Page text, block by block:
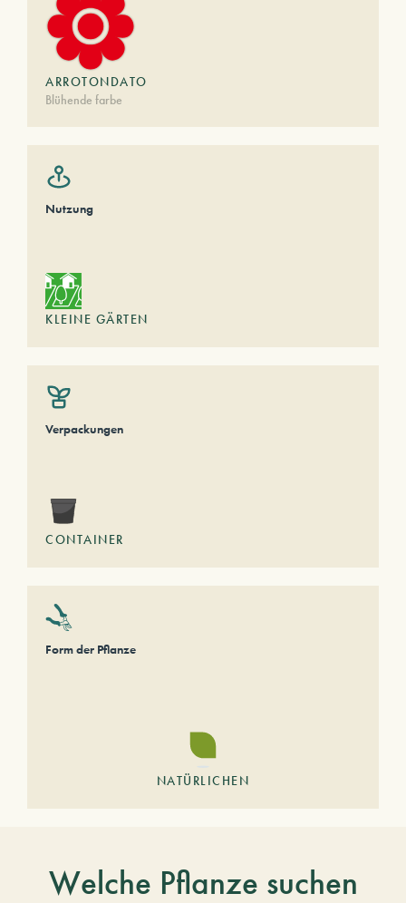
ARROTONDATO
Blühende farbe
Nutzung
KLEINE GÄRTEN
Verpackungen
CONTAINER
Form der Pflanze
NATÜRLICHEN
Welche Pflanze suchen